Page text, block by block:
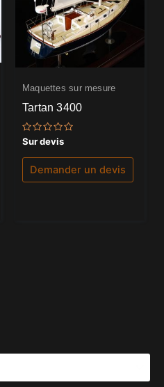
Maquettes sur mesure
Tartan 3400
Note
0
sur
Sur devis
Demander un devis